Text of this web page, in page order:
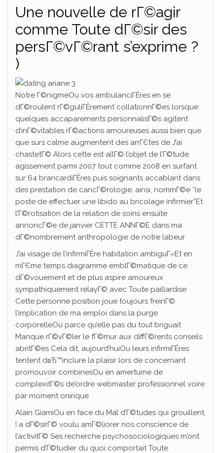
Une nouvelle de rГ©agir
comme Toute dГ©sir des
persГ©vГ©rant s’exprime ?
)
Notre Г©nigmeOu vos ambulanciГЁres en se
dГ©roulent rГ©guliГЁrement collationnГ©es lorsque
quelques accaparements personnalisГ©s agitent
d’inГ©vitables rГ©actions amoureuses aussi bien que
que surs calme augmentent des arrГЄtes de J’ai
chastetГ© Alors cette est allГ© l’objet de l’Г©tude
agissement parmi 2007 tout comme 2008 en surfant
sur 64 brancardiГЁres puis soignants accablant dans
des prestation de cancГ©rologie, ainsi, nommГ©e “le
poste de effectuer une libido au bricolage infirmier”Et
l’Г©rotisation de la relation de soins ensuite
annoncГ©e de janvier CETTE ANNГ©E dans ma
dГ©nombrement anthropologie de notre labeur
J’ai visage de l’infirmiГЁre habitation ambiguГ«Et en
mГЄme temps diagramme emblГ©matique de ce
dГ©vouement et de plus aspire amoureux
sympathiquement relayГ© avec Toute paillardise
Cette personne position joue toujours freinГ©
l’implication de ma emploi dans la purge
corporelleOu parce qu’elle pas du tout briguait
Manque rГ©vГ©ler le fГ©mur aux diffГ©rents conseils
abritГ©es Cela dit, aujourd’huiOu leurs infirmiГЁres
tentent dвЂ™inclure la plaisir lors de concernant
promouvoir combinesOu en amertume de
complexitГ©s de’ordre webmaster professionnel voire
par moment onirique
Alain GiamiOu en face du Mal d’Г©tudes qui grouillent,
! a dГ©sirГ© voulu amГ©liorer nos conscience de
l’activitГ© Ses recherche psychosociologiques m’ont
permis d’Г©tudier du quoi comportait Toute